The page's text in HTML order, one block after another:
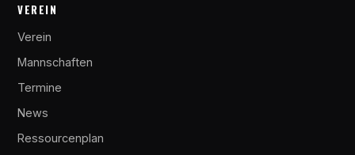
VEREIN
Verein
Mannschaften
Termine
News
Ressourcenplan